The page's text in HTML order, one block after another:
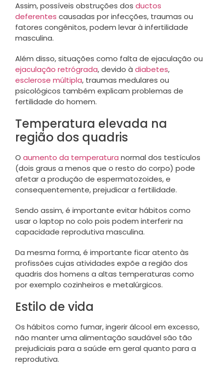
Assim, possíveis obstruções dos ductos
deferentes causadas por infecções, traumas ou
fatores congênitos, podem levar à infertilidade
masculina.
Além disso, situações como falta de ejaculação ou
ejaculação retrógrada, devido à diabetes,
esclerose múltipla, traumas medulares ou
psicológicos também explicam problemas de
fertilidade do homem.
Temperatura elevada na
região dos quadris
O aumento da temperatura normal dos testículos
(dois graus a menos que o resto do corpo) pode
afetar a produção de espermatozoides, e
consequentemente, prejudicar a fertilidade.
Sendo assim, é importante evitar hábitos como
usar o laptop no colo pois podem interferir na
capacidade reprodutiva masculina.
Da mesma forma, é importante ficar atento às
profissões cujas atividades expõe a região dos
quadris dos homens a altas temperaturas como
por exemplo cozinheiros e metalúrgicos.
Estilo de vida
Os hábitos como fumar, ingerir álcool em excesso,
não manter uma alimentação saudável são tão
prejudiciais para a saúde em geral quanto para a
reprodutiva.